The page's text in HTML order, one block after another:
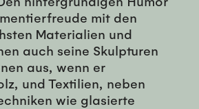
mit den
Materialien und
auch seine Skulpturen
aus, wenn er
und Textilien, neben
wie glasierte